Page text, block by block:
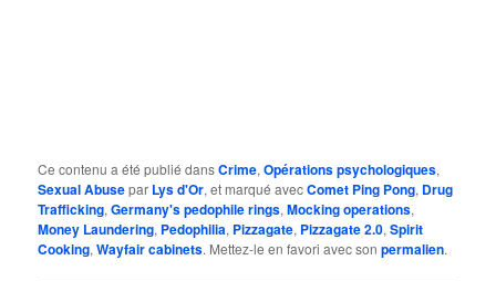
Ce contenu a été publié dansCrime,Opérations psychologiques,
Sexual Abusepar Lys d'Or, et marqué avecComet Ping Pong, Drug
Trafficking,Germany's pedophile rings,Mocking operations,
Money Laundering, Pedophilia, Pizzagate, Pizzagate 2.0,Spirit
Cooking,Wayfair cabinets. Mettez-le en favori avec sonpermalien.